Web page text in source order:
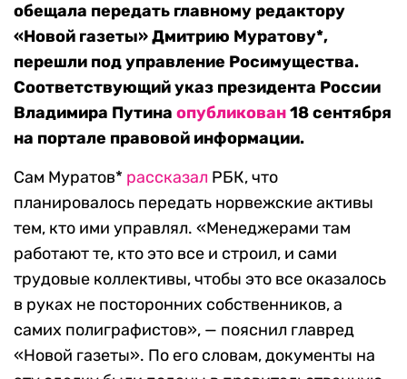
обещала передать главному редактору
«Новой газеты» Дмитрию Муратову*,
перешли под управление Росимущества.
Соответствующий указ президента России
Владимира Путина опубликован18 сентября
на портале правовой информации.
Сам Муратов* рассказал РБК, что
планировалось передать норвежские активы
тем, кто ими управлял. «Менеджерами там
работают те, кто это все и строил, и сами
трудовые коллективы, чтобы это все оказалось
в руках не посторонних собственников, а
самих полиграфистов», — пояснил главред
«Новой газеты». По его словам, документы на